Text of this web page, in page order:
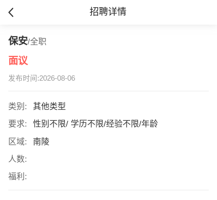
招聘详情
保安/全职
面议
发布时间:2026-08-06
类别:
其他类型
要求:
性别不限/ 学历不限/经验不限/年龄
区域:
南陵
人数:
福利: